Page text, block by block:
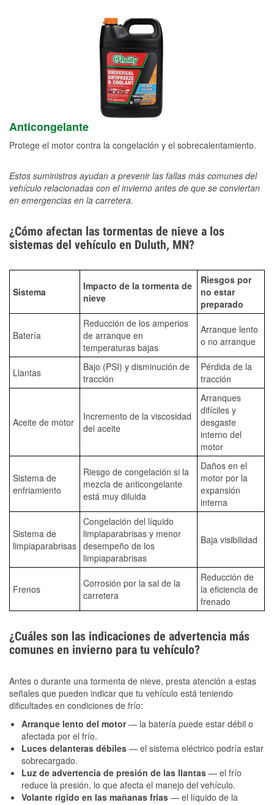
Anticongelante
Protege el motor contra la congelación y el sobrecalentamiento.
Estos suministros ayudan a prevenir las fallas más comunes del
vehículo relacionadas con el invierno antes de que se conviertan
en emergencias en la carretera.
¿Cómo afectan las tormentas de nieve a los
sistemas del vehículo en Duluth, MN?
Sistema
Impacto de la tormenta de
nieve
Riesgos por
no estar
preparado
Batería
Reducción de los amperios
de arranque en
temperaturas bajas
Arranque lento
o no arranque
Llantas
Bajo (PSI) y disminución de
tracción
Pérdida de la
tracción
Aceite de motor
Incremento de la viscosidad
del aceite
Arranques
difíciles y
desgaste
interno del
motor
Sistema de
enfriamiento
Riesgo de congelación si la
mezcla de anticongelante
está muy diluida
Daños en el
motor por la
expansión
interna
Sistema de
limpiaparabrisas
Congelación del líquido
limpiaparabrisas y menor
desempeño de los
limpiaparabrisas
Baja visibilidad
Frenos
Corrosión por la sal de la
carretera
Reducción de
la eficiencia de
frenado
¿Cuáles son las indicaciones de advertencia más
comunes en invierno para tu vehículo?
Antes o durante una tormenta de nieve, presta atención a estas
señales que pueden indicar que tu vehículo está teniendo
dificultades en condiciones de frío:
Arranque lento del motor— la batería puede estar débil o
afectada por el frío.
Luces delanteras débiles — el sistema eléctrico podría estar
sobrecargado.
Luz de advertencia de presión de las llantas — el frío
reduce la presión, lo que afecta el manejo del vehículo.
Volante rígido en las mañanas frías — el líquido de la